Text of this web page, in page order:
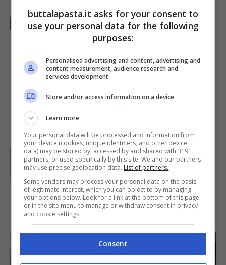
Mescolate, poi lasciate riposare qualche
minuto prima di servire.
Per un piatto più ricco potete aggiungere
prosciutto cotto a dadini.
Foto di Luca Nebuloni
Parole diGIeGI
GIeGI è stata collaboratrice di Buttalapasta dal 2008 al
2013, spaziando tra tutte le tipologie di ricette, con un
occhio di riguardo a quelle della tradizione regionale.
IN PRIMO PIANO
buttalapasta.it asks for your consent to
use your personal data for the following
purposes:
Personalised advertising and content, advertising and
content measurement, audience research and
services development
Store and/or access information on a device
Learn more
Your personal data will be processed and information from
your device (cookies, unique identifiers, and other device
data) may be stored by, accessed by and shared with 319
partners, or used specifically by this site. We and our partners
may use precise geolocation data. List of partners.
Some vendors may process your personal data on the basis
of legitimate interest, which you can object to by managing
your options below. Look for a link at the bottom of this page
or in the site menu to manage or withdraw consent in privacy
and cookie settings.
Consent